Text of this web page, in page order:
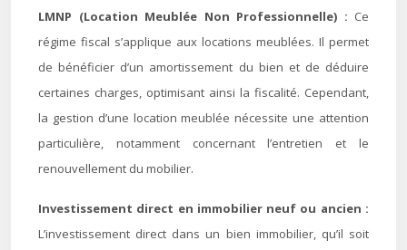
LMNP (Location Meublée Non Professionnelle) : Ce
régime fiscal s’applique aux locations meublées. Il permet
de bénéficier d’un amortissement du bien et de déduire
certaines charges, optimisant ainsi la fiscalité. Cependant,
la gestion d’une location meublée nécessite une attention
particulière, notamment concernant l’entretien et le
renouvellement du mobilier.
Investissement direct en immobilier neuf ou ancien :
L’investissement direct dans un bien immobilier, qu’il soit